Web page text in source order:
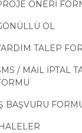
ÖNERİ
OL
TALEP
/ MAİL İPTAL
BAŞVURU